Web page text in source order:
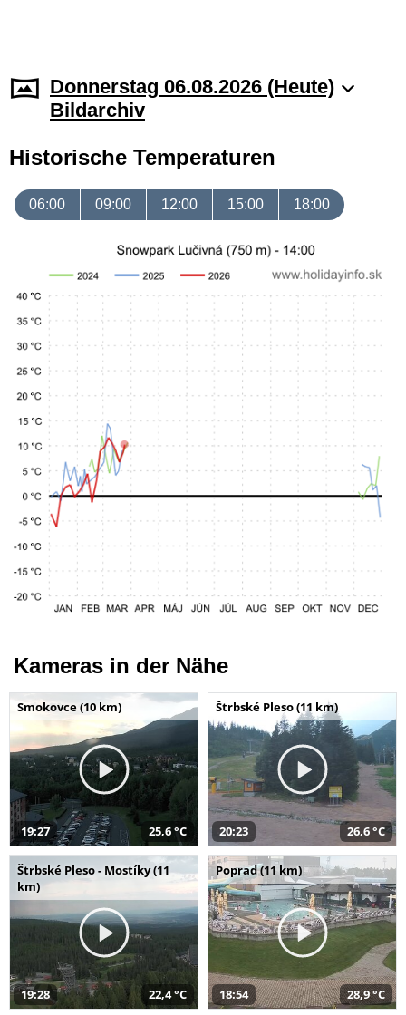
Donnerstag 06.08.2026 (Heute)
Bildarchiv
Historische Temperaturen
06:00 09:00 12:00 15:00 18:00
Kameras in der Nähe
Smokovce (10 km)
19:27 25,6 °C
Štrbské Pleso (11 km)
20:23 26,6 °C
Štrbské Pleso - Mostíky (11
km)
19:28 22,4 °C
Poprad (11 km)
18:54 28,9 °C